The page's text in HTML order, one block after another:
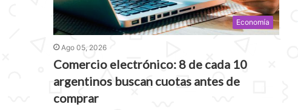
Economía
Ago 05, 2026
Comercio electrónico: 8 de cada 10
argentinos buscan cuotas antes de
comprar